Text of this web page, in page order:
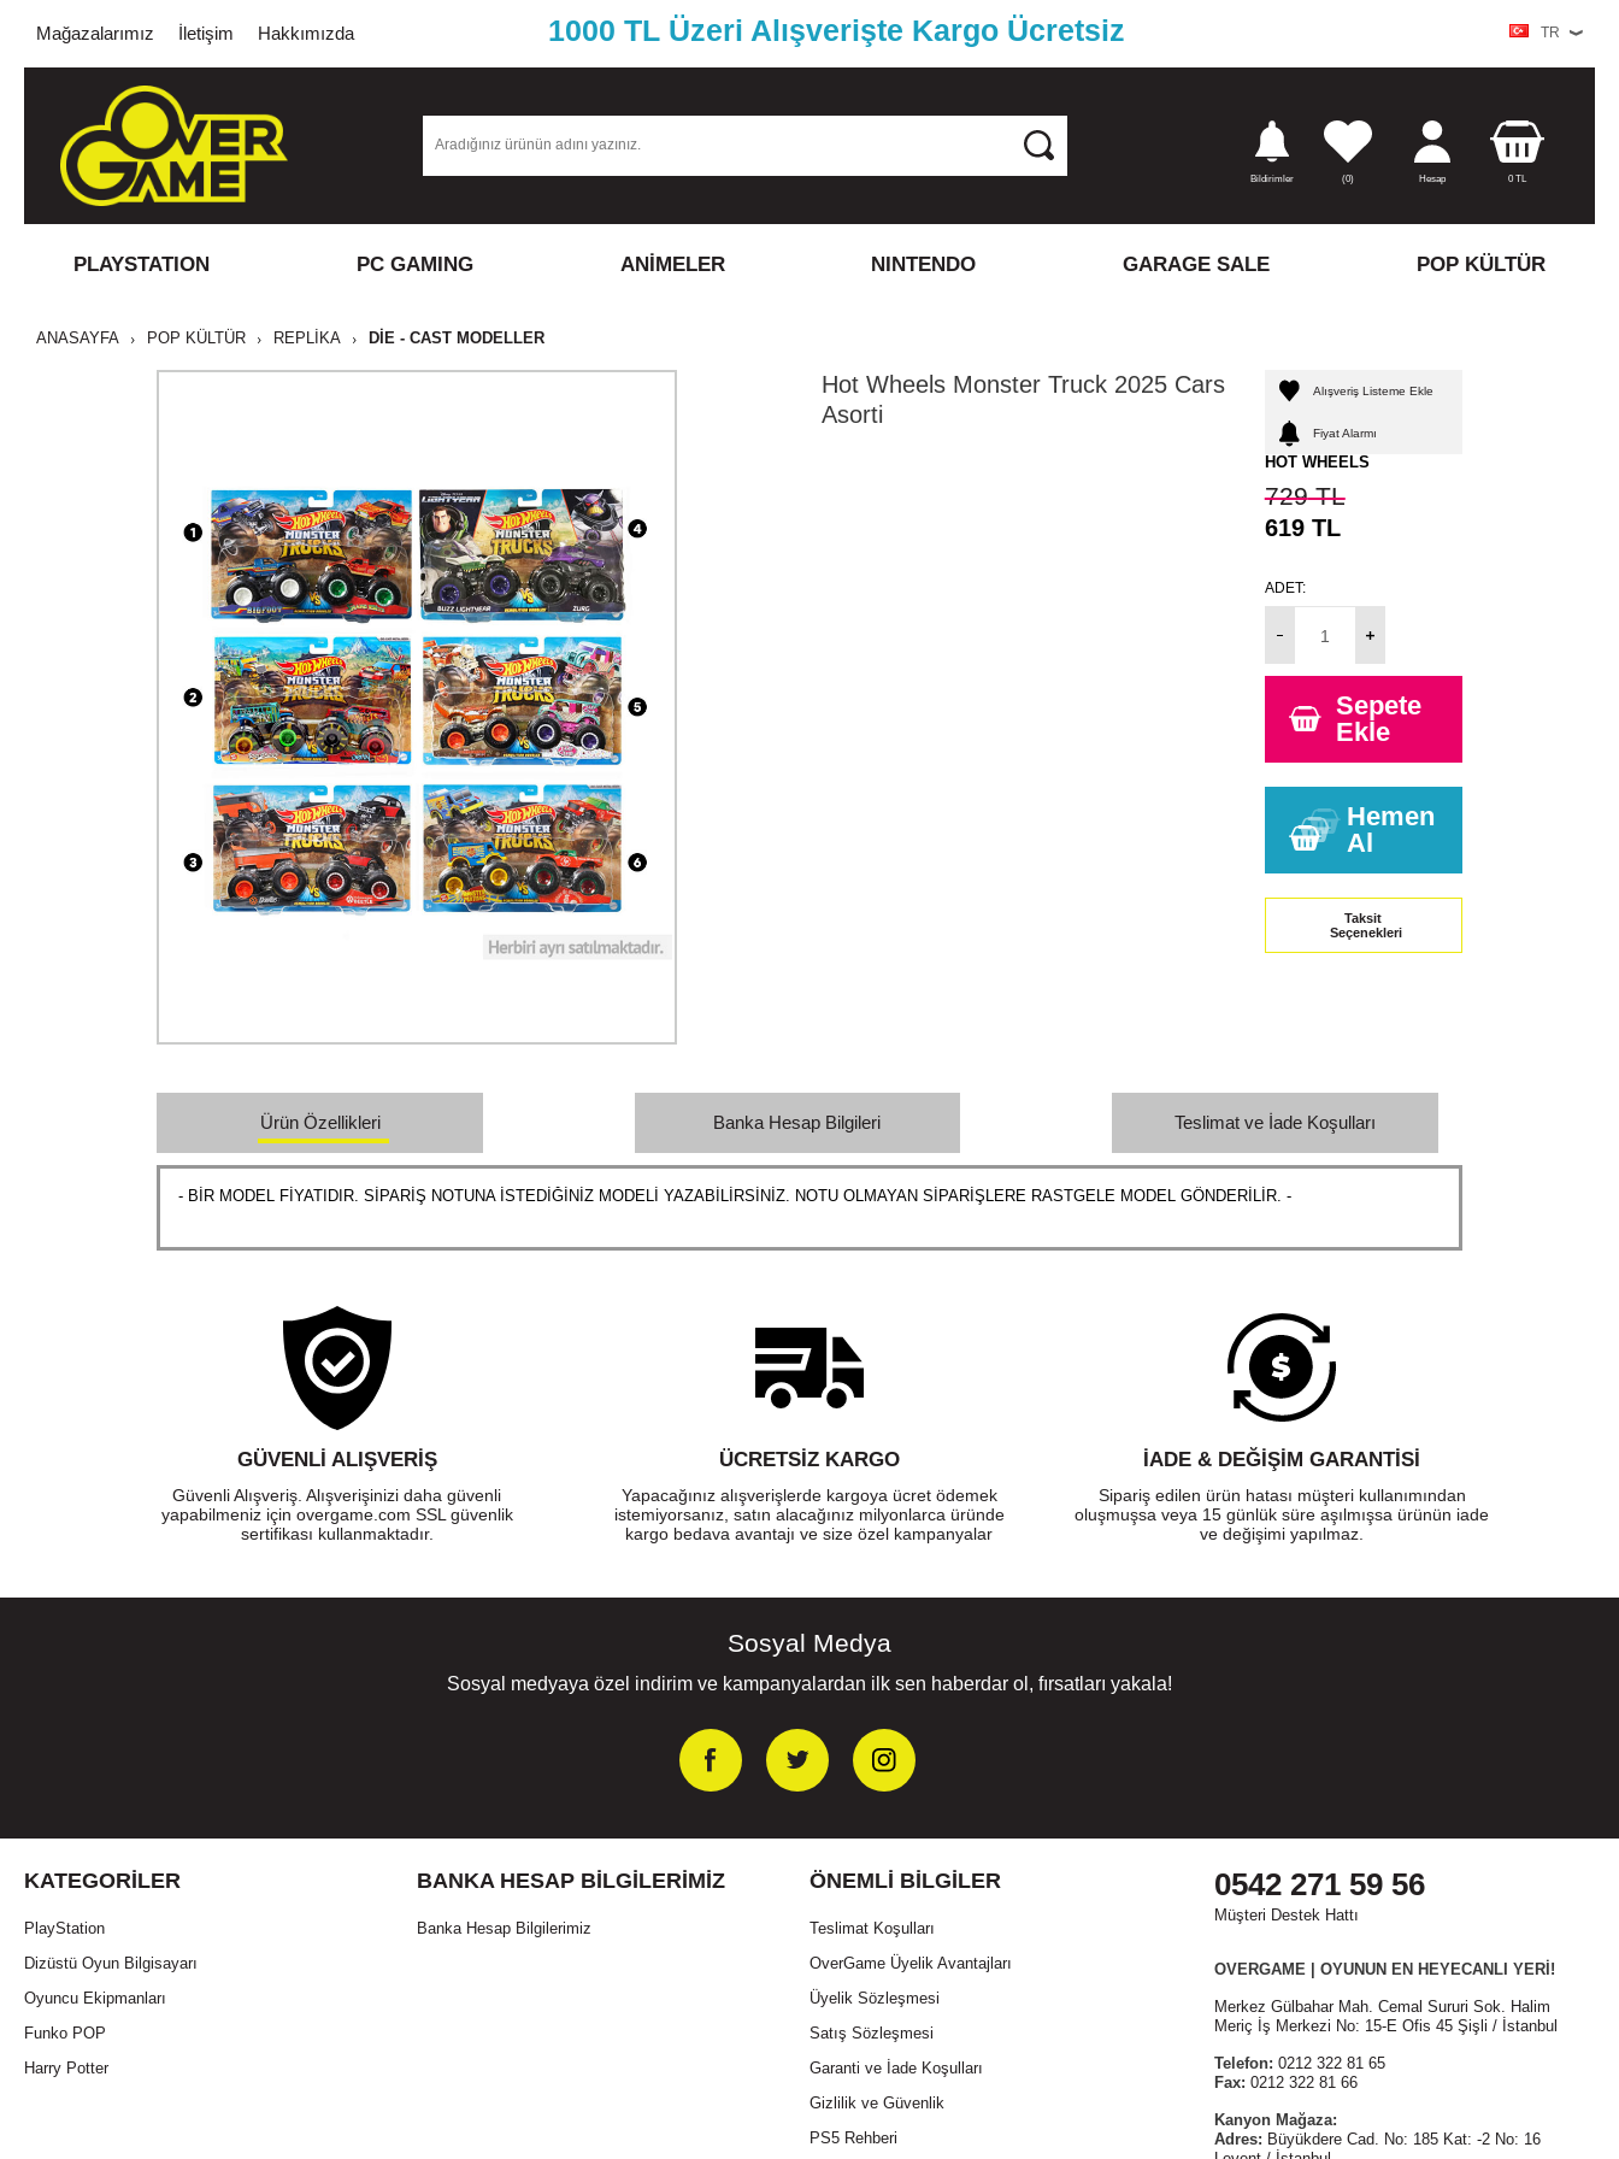
Mağazalarımız İletişim Hakkımızda 1000 TL Üzeri Alışverişte Kargo Ücretsiz TR
Bildirimler (0) Hesap 0TL
PLAYSTATION PC GAMING ANİMELER NINTENDO GARAGE SALE POP KÜLTÜR
ANASAYFA POP KÜLTÜR REPLİKA DIE - CAST MODELLER
Hot Wheels Monster Truck 2025 Cars
Asorti
Alışveriş Listeme Ekle
Fiyat Alarmı
HOT WHEELS
729TL
619TL
ADET:
Sepete
Ekle
Hemen
Al
Taksit
Seçenekleri
Ürün Özellikleri Banka Hesap Bilgileri Teslimat ve İade Koşulları
- BİR MODEL FİYATIDIR. SİPARİŞ NOTUNA İSTEDİĞİNİZ MODELİ YAZABİLİRSİNİZ. NOTU OLMAYAN SİPARİŞLERE RASTGELE MODEL GÖNDERİLİR. -
GÜVENLI ALIŞVERIŞ
Güvenli Alışveriş. Alışverişinizi daha güvenli
yapabilmeniz için overgame.com SSL güvenlik
sertifikası kullanmaktadır.
ÜCRETSIZ KARGO
Yapacağınız alışverişlerde kargoya ücret ödemek
istemiyorsanız, satın alacağınız milyonlarca üründe
kargo bedava avantajı ve size özel kampanyalar
İADE & DEĞİŞİM GARANTİSİ
Sipariş edilen ürün hatası müşteri kullanımından
oluşmuşsa veya 15 günlük süre aşılmışsa ürünün iade
ve değişimi yapılmaz.
Sosyal Medya
Sosyal medyaya özel indirim ve kampanyalardan ilk sen haberdar ol, fırsatları yakala!
KATEGORILER
PlayStation
Dizüstü Oyun Bilgisayarı
Oyuncu Ekipmanları
Funko POP
Harry Potter
BANKA HESAP BILGILERIMIZ
Banka Hesap Bilgilerimiz
ÖNEMLI BILGILER
Teslimat Koşulları
OverGame Üyelik Avantajları
Üyelik Sözleşmesi
Satış Sözleşmesi
Garanti ve İade Koşulları
Gizlilik ve Güvenlik
PS5 Rehberi
0542 271 59 56
Müşteri Destek Hattı
OVERGAME | OYUNUN EN HEYECANLI YERİ!
Merkez Gülbahar Mah. Cemal Sururi Sok. Halim
Meriç İş Merkezi No: 15-E Ofis 45 Şişli / İstanbul
Telefon: 0212 322 81 65
Fax: 0212 322 81 66
Kanyon Mağaza:
Adres: Büyükdere Cad. No: 185 Kat: -2 No: 16